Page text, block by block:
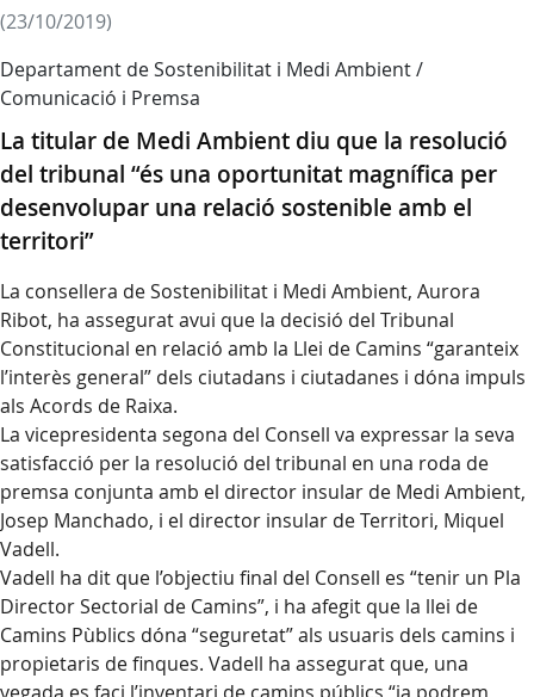
(23/10/2019)
Departament de Sostenibilitat i Medi Ambient /
Comunicació i Premsa
La titular de Medi Ambient diu que la resolució
del tribunal “és una oportunitat magnífica per
desenvolupar una relació sostenible amb el
territori”
La consellera de Sostenibilitat i Medi Ambient, Aurora
Ribot, ha assegurat avui que la decisió del Tribunal
Constitucional en relació amb la Llei de Camins “garanteix
l’interès general” dels ciutadans i ciutadanes i dóna impuls
als Acords de Raixa.
La vicepresidenta segona del Consell va expressar la seva
satisfacció per la resolució del tribunal en una roda de
premsa conjunta amb el director insular de Medi Ambient,
Josep Manchado, i el director insular de Territori, Miquel
Vadell.
Vadell ha dit que l’objectiu final del Consell es “tenir un Pla
Director Sectorial de Camins”, i ha afegit que la llei de
Camins Pùblics dóna “seguretat” als usuaris dels camins i
propietaris de finques. Vadell ha assegurat que, una